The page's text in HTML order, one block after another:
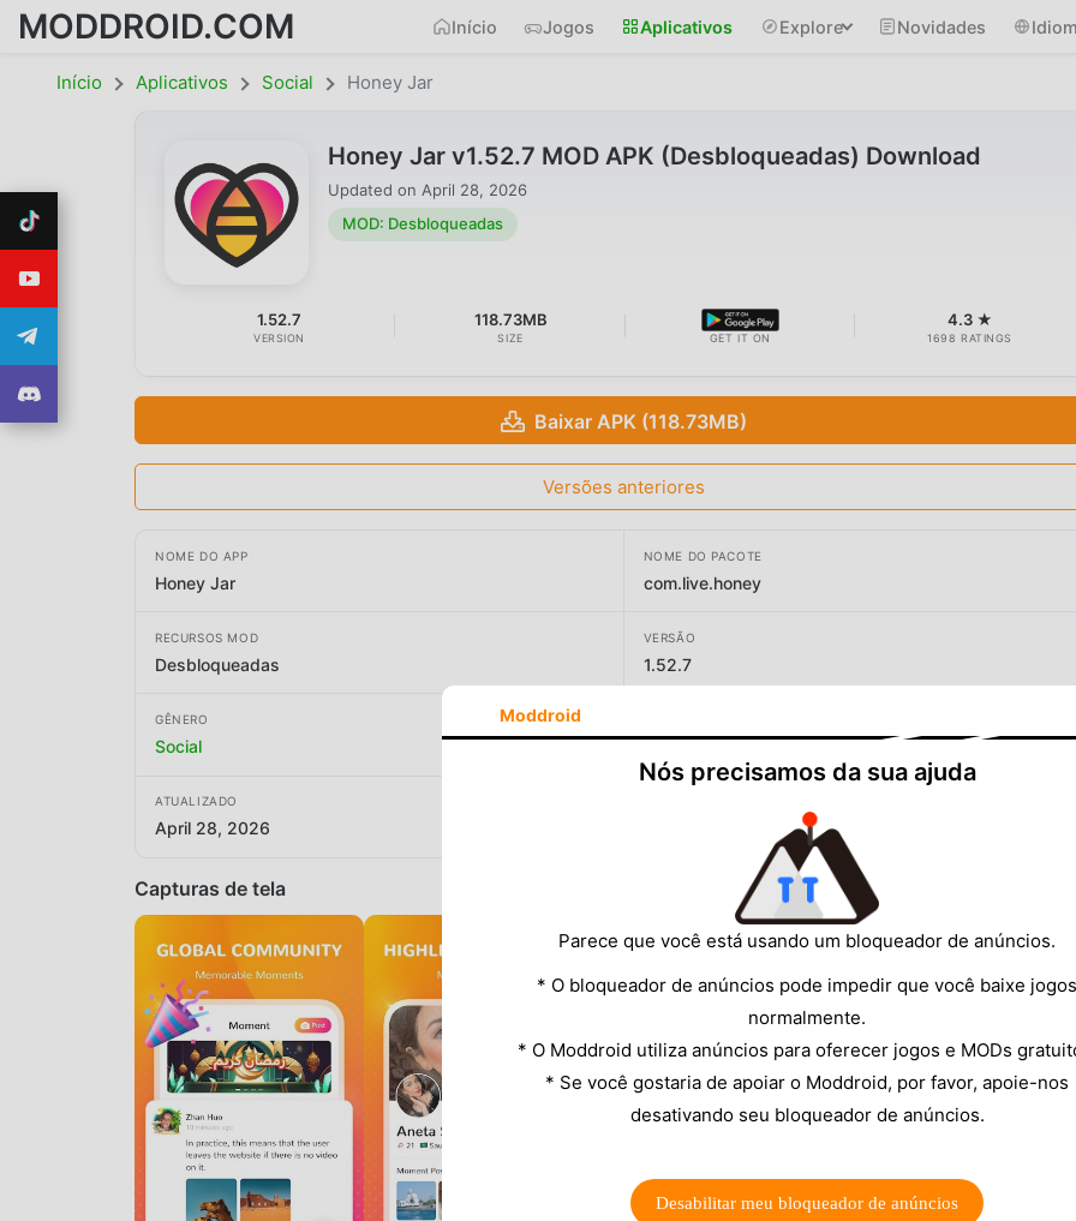
MODDROID.COM Início Jogos Aplicativos Explore Novidades
Início Aplicativos Social Honey Jar
Honey Jar v1.52.7 MOD APK (Desbloqueadas) Download
Updated on April 28, 2026
MOD: Desbloqueadas
1.52.7
VERSION
118.73MB
SIZE GET IT ON
4.3 ★
1698 RATINGS
Baixar APK (118.73MB)
Versões anteriores
NOME DO APP
Honey Jar
NOME DO PACOTE
com.live.honey
RECURSOS MOD
Desbloqueadas
VERSÃO
1.52.7
GÊNERO
Social BIG GAME HUNTERS LIMITED
ATUALIZADO
April 28, 2026
Capturas de tela
Moddroid
Nós precisamos da sua ajuda
Parece que você está usando um bloqueador de anúncios.
* O bloqueador de anúncios pode impedir que você baixe jogos
normalmente.
* O Moddroid utiliza anúncios para oferecer jogos e MODs
* Se você gostaria de apoiar o Moddroid, por favor, apoie-nos
desativando seu bloqueador de anúncios.
Desabilitar meu bloqueador de anúncios